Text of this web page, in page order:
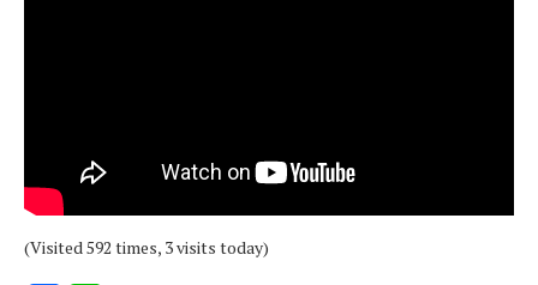
(Visited 592 times, 3 visits today)